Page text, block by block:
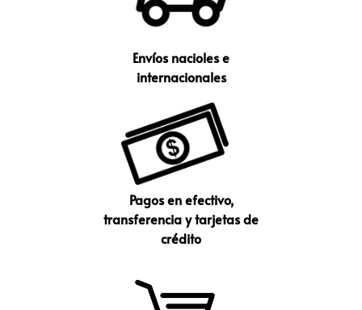
Envíos nacioles e
internacionales
Pagos en efectivo,
transferencia y tarjetas de
crédito